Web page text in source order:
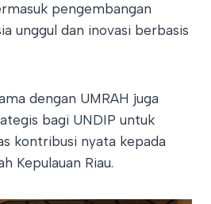
pengembangan
unggul dan inovasi berbasis
dengan UMRAH juga
bagi UNDIP untuk
kontribusi nyata kepada
Kepulauan Riau.